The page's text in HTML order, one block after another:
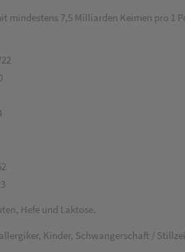
mindestens 7,5 Milliarden Keimen pro 1
Hefe und Laktose.
Kinder, Schwangerschaft /